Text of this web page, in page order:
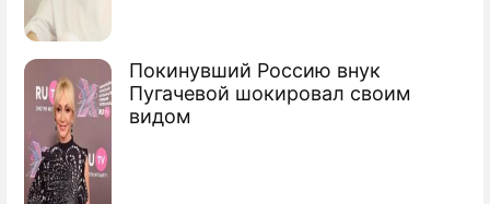
Покинувший Россию внук
Пугачевой шокировал своим
видом